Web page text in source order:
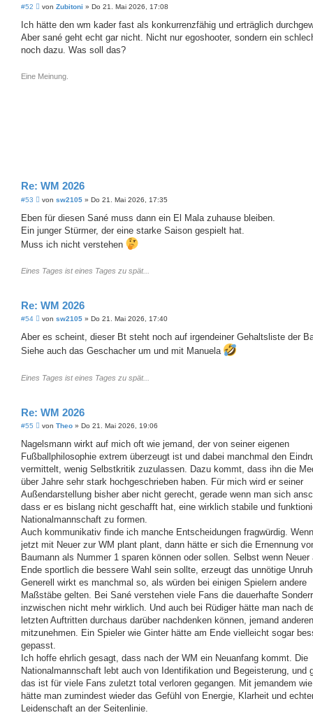
#52
B
i
a
von Zubitoni » Do 21. Mai 2026, 17:08
Ich hätte den wm kader fast als konkurrenzfähig und erträglich
Aber sané geht echt gar nicht. Nicht nur egoshooter, sondern ein
noch dazu. Was soll das?
Eine Meinung.
Re: WM 2026
#53
B
i
r
g
von sw2105 » Do 21. Mai 2026, 17:35
Eben für diesen Sané muss dann ein El Mala zuhause bleiben.
Ein junger Stürmer, der eine starke Saison gespielt hat.
Muss ich nicht verstehen
Eines Tages ist eines Tages zu spät...
Re: WM 2026
#54
B
i
r
von sw2105 » Do 21. Mai 2026, 17:40
Aber es scheint, dieser Bt steht noch auf irgendeiner Gehaltsliste der
Siehe auch das Geschacher um und mit Manuela
Eines Tages ist eines Tages zu spät...
Re: WM 2026
#55
B
i
r
a
von Theo » Do 21. Mai 2026, 19:06
Nagelsmann wirkt auf mich oft wie jemand, der von seiner eigenen
Fußballphilosophie extrem überzeugt ist und dabei manchmal den
vermittelt, wenig Selbstkritik zuzulassen. Dazu kommt, dass ihn die
über Jahre sehr stark hochgeschrieben haben. Für mich wird er seiner
Außendarstellung bisher aber nicht gerecht, gerade wenn man sich
dass er es bislang nicht geschafft hat, eine wirklich stabile und
Nationalmannschaft zu formen.
Auch kommunikativ finde ich manche Entscheidungen fragwürdig.
jetzt mit Neuer zur WM plant plant, dann hätte er sich die Ernennung
Baumann als Nummer 1 sparen können oder sollen. Selbst wenn Neuer
Ende sportlich die bessere Wahl sein sollte, erzeugt das unnötige
Generell wirkt es manchmal so, als würden bei einigen Spielern andere
Maßstäbe gelten. Bei Sané verstehen viele Fans die dauerhafte
inzwischen nicht mehr wirklich. Und auch bei Rüdiger hätte man nach
letzten Auftritten durchaus darüber nachdenken können, jemand anderen
mitzunehmen. Ein Spieler wie Ginter hätte am Ende vielleicht sogar
gepasst.
Ich hoffe ehrlich gesagt, dass nach der WM ein Neuanfang kommt. Die
Nationalmannschaft lebt auch von Identifikation und Begeisterung, und
das ist für viele Fans zuletzt total verloren gegangen. Mit jemandem
hätte man zumindest wieder das Gefühl von Energie, Klarheit und
Leidenschaft an der Seitenlinie.